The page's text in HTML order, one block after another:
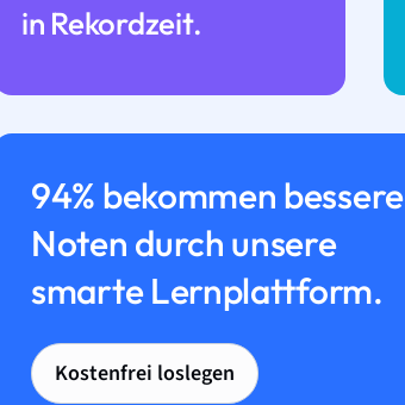
in Rekordzeit.
94% bekommen bessere
Noten durch unsere
smarte Lernplattform.
Kostenfrei loslegen